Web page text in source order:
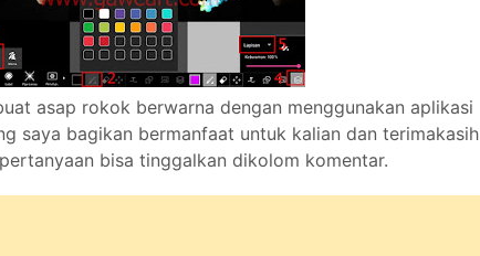
asap rokok berwarna dengan menggunakan aplikasi
saya bagikan bermanfaat untuk kalian dan terimakasih
bisa tinggalkan dikolom komentar.